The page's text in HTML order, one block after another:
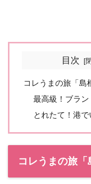
目次
コレうまの旅「島
最高級！ブラ
とれたて！港
コレうまの旅「